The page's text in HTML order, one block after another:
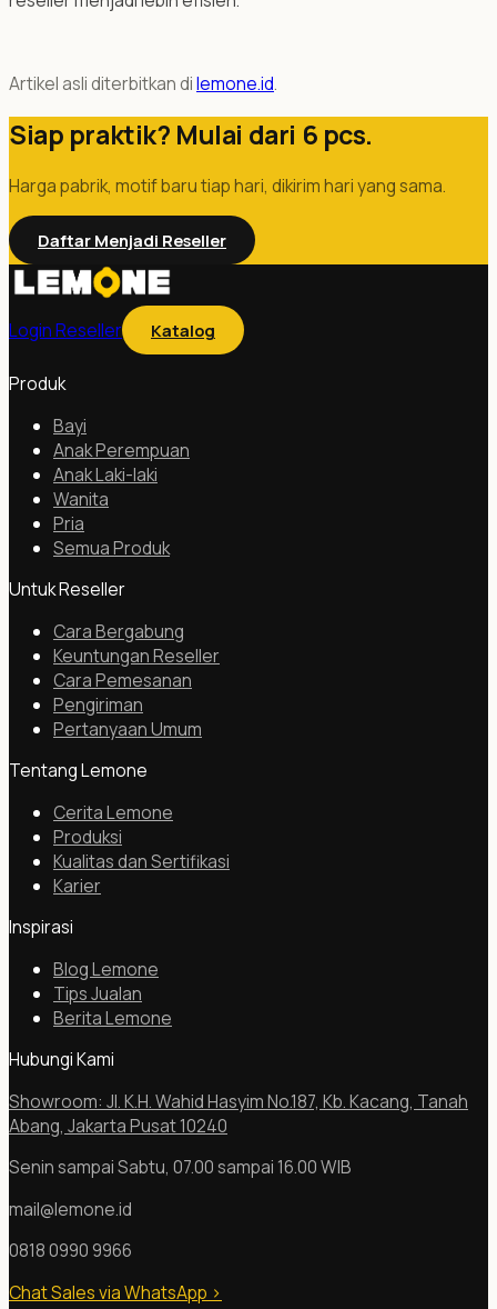
Artikel asli diterbitkan dilemone.id.
Siap praktik? Mulai dari 6 pcs.
Harga pabrik, motif baru tiap hari, dikirim hari yang sama.
Daftar Menjadi Reseller
Login Reseller Katalog
Produk
Bayi
Anak Perempuan
Anak Laki-laki
Wanita
Pria
Semua Produk
Untuk Reseller
Cara Bergabung
Keuntungan Reseller
Cara Pemesanan
Pengiriman
Pertanyaan Umum
Tentang Lemone
Cerita Lemone
Produksi
Kualitas dan Sertifikasi
Karier
Inspirasi
Blog Lemone
Tips Jualan
Berita Lemone
Hubungi Kami
Showroom: Jl. K.H. Wahid Hasyim No.187, Kb. Kacang, Tanah
Abang, Jakarta Pusat 10240
Senin sampai Sabtu, 07.00 sampai 16.00 WIB
mail@lemone.id
0818 0990 9966
Chat Sales via WhatsApp >